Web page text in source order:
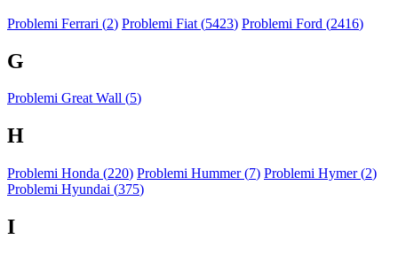
Problemi Ferrari (2) Problemi Fiat (5423) Problemi Ford (2416)
G
Problemi Great Wall (5)
H
Problemi Honda (220) Problemi Hummer (7) Problemi Hymer (2)
Problemi Hyundai (375)
I